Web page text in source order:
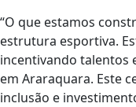
“O que estamos
estrutura esportiva.
incentivando talentos
em Araraquara. Este
inclusão e